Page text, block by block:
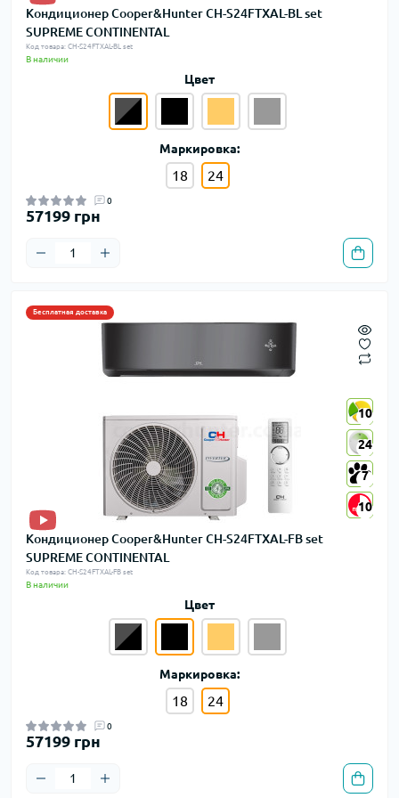
Кондиционер Cooper&Hunter CH-S24FTXAL-BL set
SUPREME CONTINENTAL
Код товара: CH-S24FTXAL-BL set
В наличии
Цвет
Маркировка:
18 24
0
57199 грн
Бесплатная доставка
10
24
7
10
10
24
7
10
Кондиционер Cooper&Hunter CH-S24FTXAL-FB set
SUPREME CONTINENTAL
Код товара: CH-S24FTXAL-FB set
В наличии
Цвет
Маркировка:
18 24
0
57199 грн